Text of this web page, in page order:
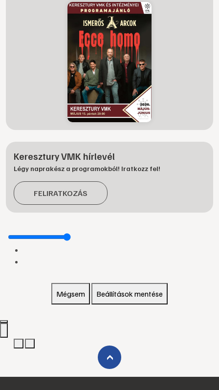
Keresztury VMK hírlevél
Légy naprakész a programokból! Iratkozz fel!
FELIRATKOZÁS
Mégsem Beállítások mentése
›